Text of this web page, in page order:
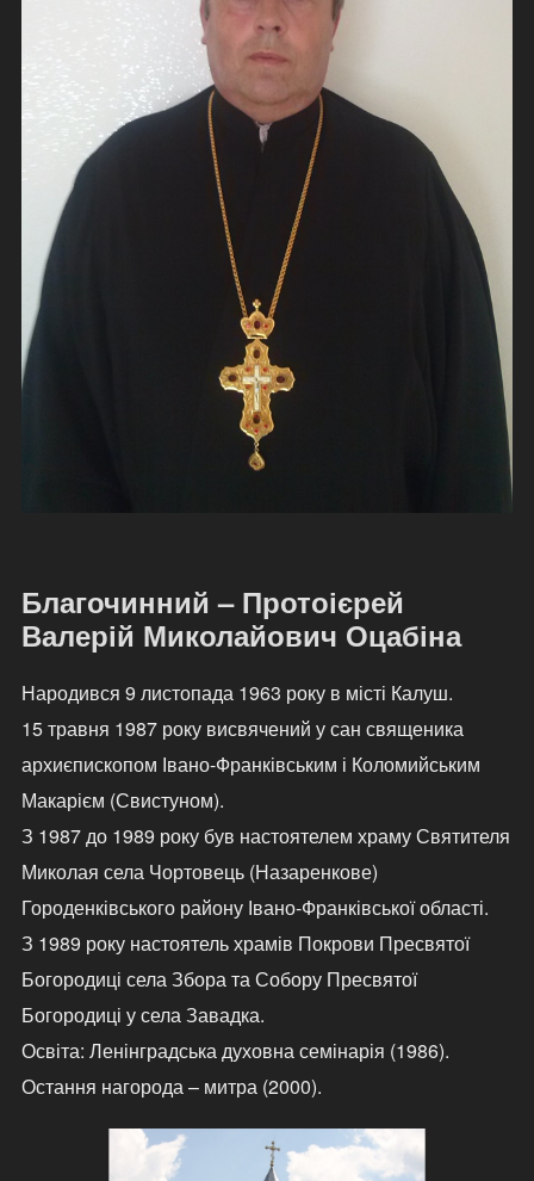
Благочинний – Протоієрей
Валерій Миколайович Оцабіна
Народився 9 листопада 1963 року в місті Калуш.
15 травня 1987 року висвячений у сан священика
архиєпископом Івано-Франківським і Коломийським
Макарієм (Свистуном).
З 1987 до 1989 року був настоятелем храму Святителя
Миколая села Чортовець (Назаренкове)
Городенківського району Івано-Франківської області.
З 1989 року настоятель храмів Покрови Пресвятої
Богородиці села Збора та Собору Пресвятої
Богородиці у села Завадка.
Освіта: Ленінградська духовна семінарія (1986).
Остання нагорода – митра (2000).